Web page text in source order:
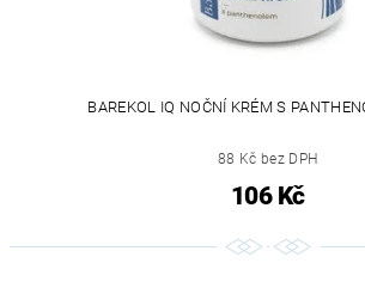
BAREKOL IQ NOČNÍ KRÉM S
88 Kč bez DPH
106 Kč